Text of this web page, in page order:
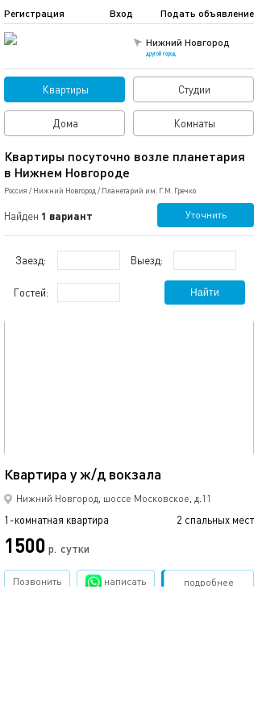
Нижний Новгород
другой город
Подать объявление
Регистрация Вход
Квартиры Студии
Дома Комнаты
Квартиры посуточно возле планетария
в Нижнем Новгороде
Россия / Нижний Новгород / Планетарий им. Г.М. Гречко
Найден 1 вариант Уточнить
Заезд: Выезд:
Гостей: Найти
Квартира у ж/д вокзала
Нижний Новгород, шоссе Московское, д.11
1-комнатная квартира 2 спальных мест
1500 р. сутки
подробнее
Позвонить написать Забронировать